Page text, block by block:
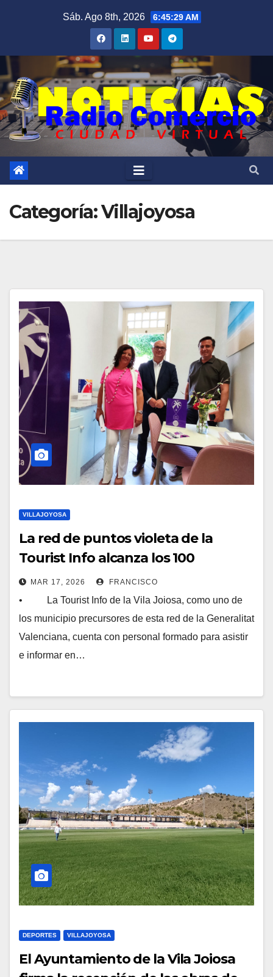
Sáb. Ago 8th, 2026 6:45:31 AM
Categoría:Villajoyosa
VILLAJOYOSA
La red de puntos violeta de la
Tourist Info alcanza los 100
destinos en la Comunitat
Valenciana
MAR 17, 2026 FRANCISCO
• La Tourist Info de la Vila Joiosa, como uno de
los municipio precursores de esta red de la Generalitat
Valenciana, cuenta con personal formado para asistir
e informar en…
DEPORTES VILLAJOYOSA
El Ayuntamiento de la Vila Joiosa